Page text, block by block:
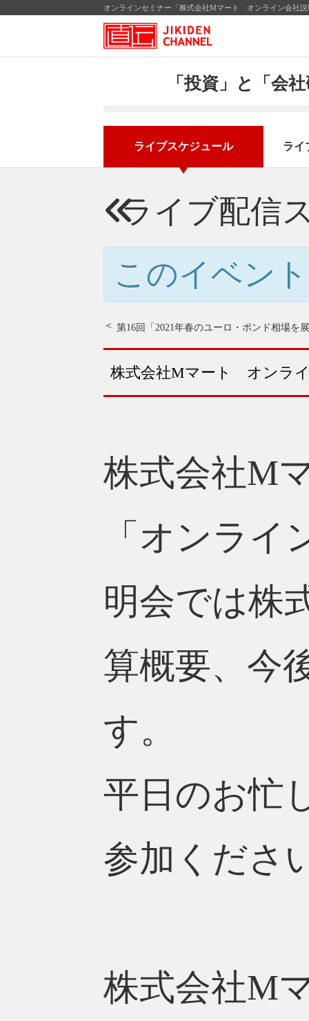
オンラインセミナー「株式会社Mマート オンライン会社
「投資」と「会
ライブスケジュール ライ
ライブ配信
このイベン
第16回「2021年春のユーロ・ポンド相場を
株式会社Mマート オンラ
株式会社M
「オンラ
明会では株
算概要、今
す。
平日のお忙
参加くださ
株式会社M